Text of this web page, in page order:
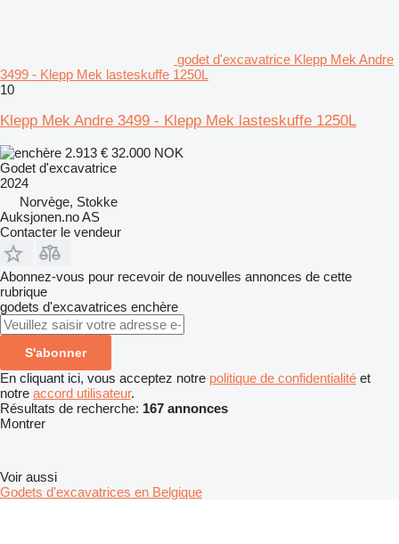
godet d'excavatrice Klepp Mek Andre
3499 - Klepp Mek lasteskuffe 1250L
10
Klepp Mek Andre 3499 - Klepp Mek lasteskuffe 1250L
2.913 € 32.000 NOK
Godet d'excavatrice
2024
Norvège, Stokke
Auksjonen.no AS
Contacter le vendeur
Abonnez-vous pour recevoir de nouvelles annonces de cette
rubrique
godets d'excavatrices enchère
S'abonner
En cliquant ici, vous acceptez notre politique de confidentialité et
notre accord utilisateur.
Résultats de recherche: 167 annonces
Montrer
Voir aussi
Godets d'excavatrices en Belgique